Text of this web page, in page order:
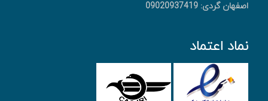
اصفهان گردی: 09020937419
نماد اعتماد